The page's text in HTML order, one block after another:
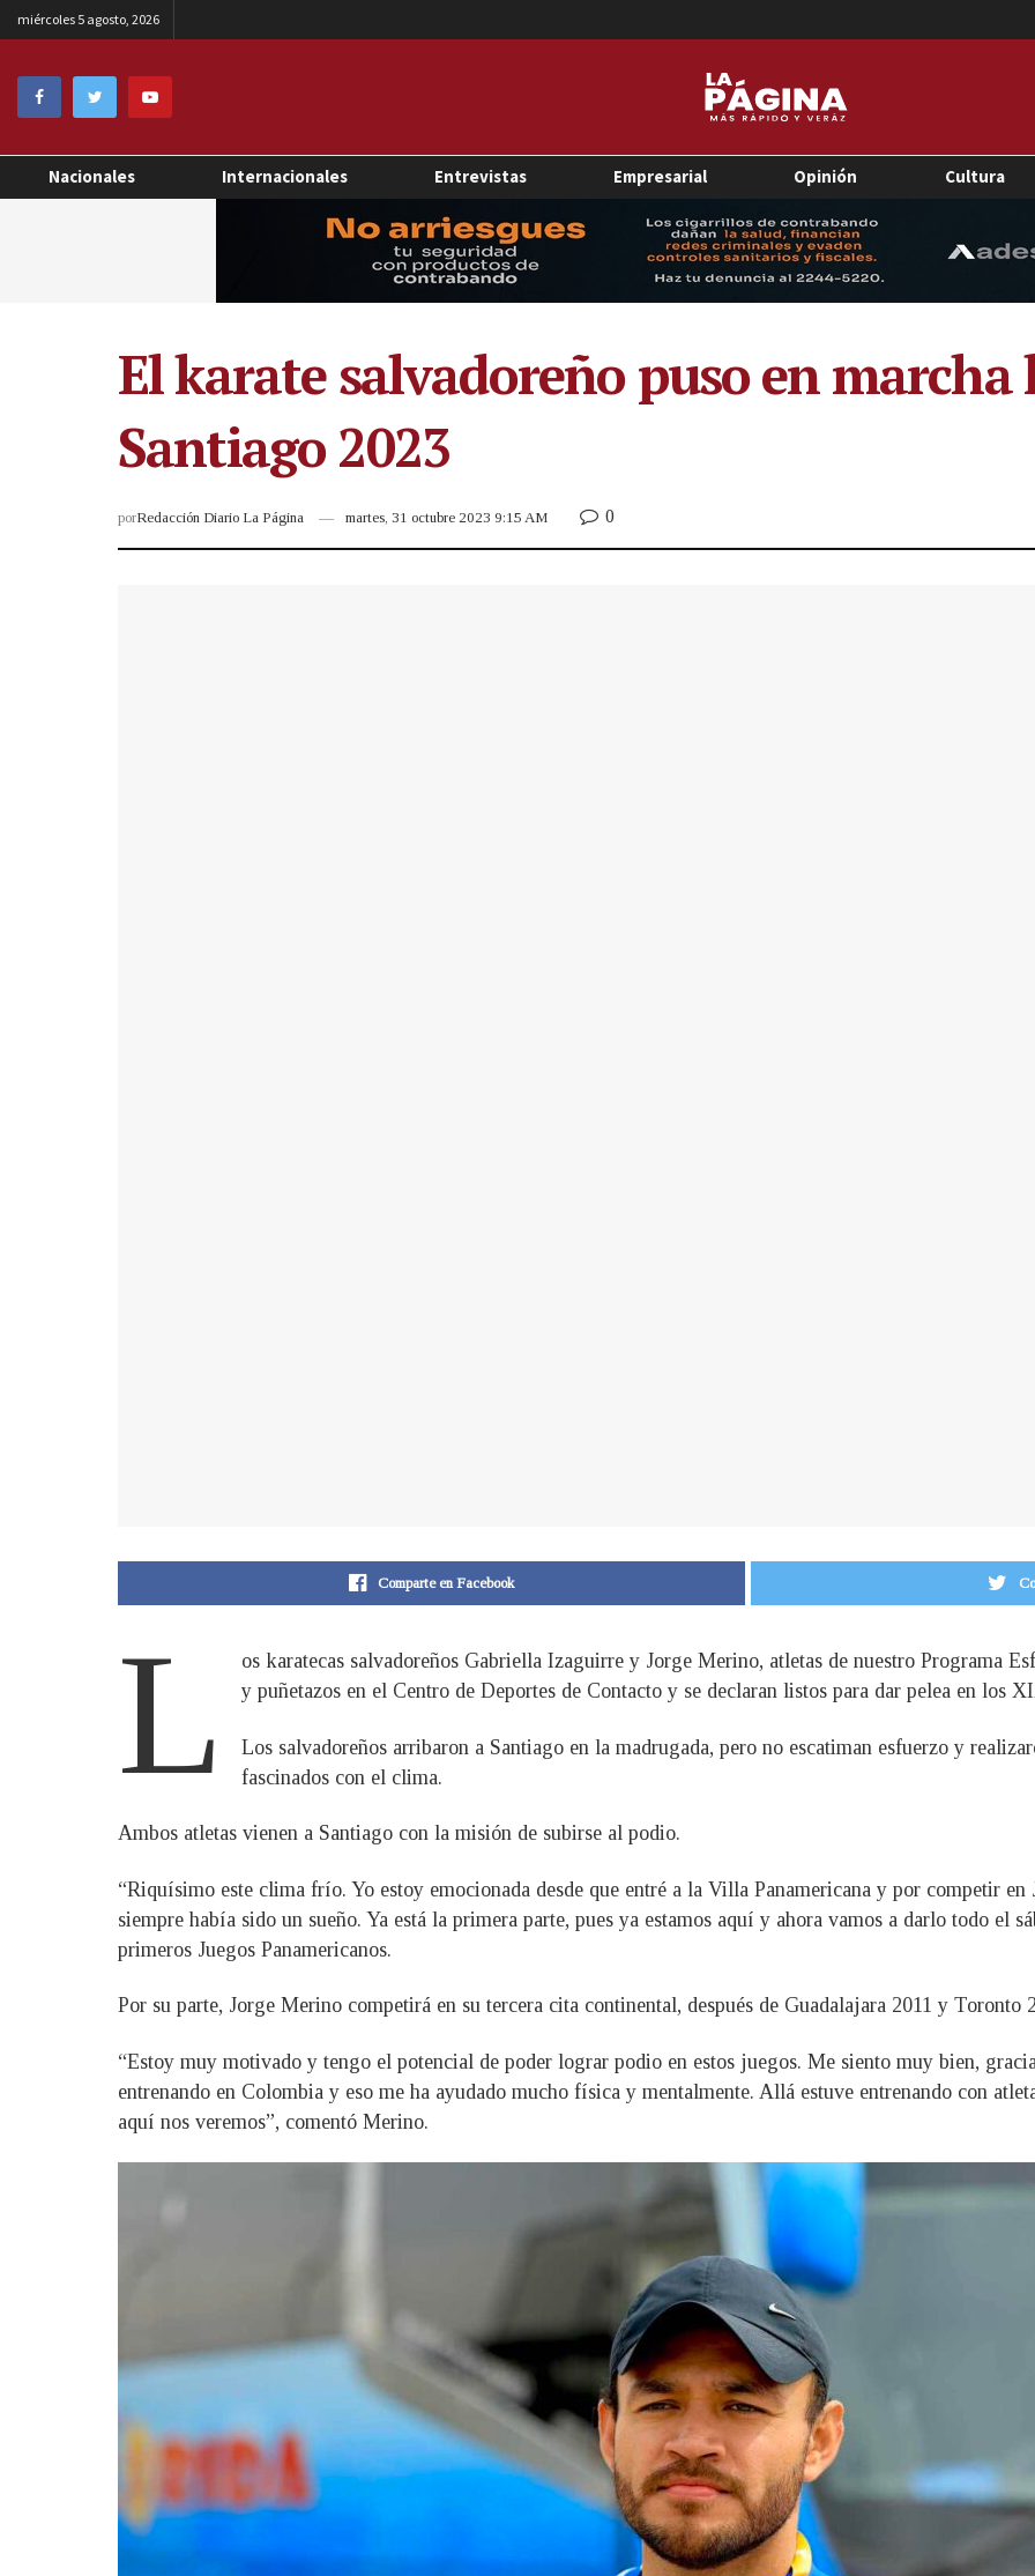
miércoles 5 agosto, 2026
Nacionales Internacionales Entrevistas Empresarial Opinión Cultura
El karate salvadoreño puso en
Santiago 2023
porRedacción Diario La Página martes, 31 octubre 2023 9:15 AM 0
Comparte en Facebook
L
os karatecas salvadoreños Gabriella Izaguirre y Jorge Merino, atletas de nuestro Programa
y puñetazos en el Centro de Deportes de Contacto y se declaran listos para dar pelea en los
Los salvadoreños arribaron a Santiago en la madrugada, pero no escatiman esfuerzo y
fascinados con el clima.
Ambos atletas vienen a Santiago con la misión de subirse al podio.
“Riquísimo este clima frío. Yo estoy emocionada desde que entré a la Villa Panamericana y por competir en
siempre había sido un sueño. Ya está la primera parte, pues ya estamos aquí y ahora vamos a darlo todo el
primeros Juegos Panamericanos.
Por su parte, Jorge Merino competirá en su tercera cita continental, después de Guadalajara 2011 y Toronto
“Estoy muy motivado y tengo el potencial de poder lograr podio en estos juegos. Me siento muy bien,
entrenando en Colombia y eso me ha ayudado mucho física y mentalmente. Allá estuve entrenando con
aquí nos veremos”, comentó Merino.